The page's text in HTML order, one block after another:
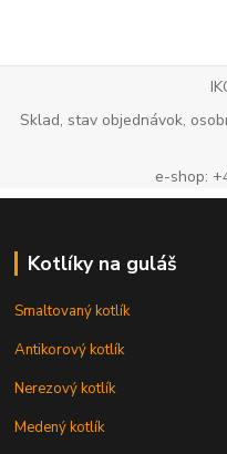
Sklad, stav objednávok,
e-shop:
Kotlíky na guláš
Smaltovaný kotlík
Antikorový kotlík
Nerezový kotlík
Medený kotlík